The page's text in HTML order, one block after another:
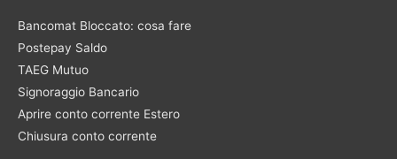
Bancomat Bloccato: cosa fare
Postepay Saldo
TAEG Mutuo
Signoraggio Bancario
Aprire conto corrente Estero
Chiusura conto corrente